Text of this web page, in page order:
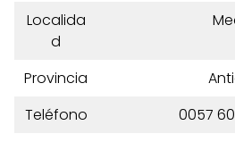
Localida
d
Provincia
Teléfono
0057